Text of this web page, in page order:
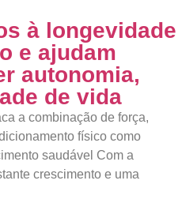
à longevidade
e ajudam
autonomia,
de vida
a combinação de força,
físico como
saudável Com a
crescimento e uma